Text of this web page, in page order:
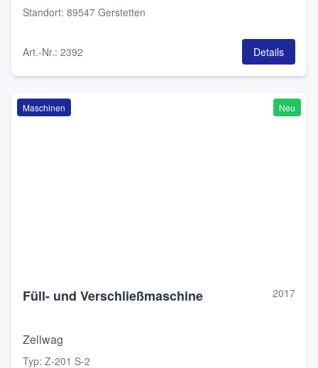
Standort: 89547 Gerstetten
Art.-Nr.: 2392 Details
Maschinen Neu
Füll- und Verschließmaschine 2017
Zellwag
Typ: Z-201 S-2